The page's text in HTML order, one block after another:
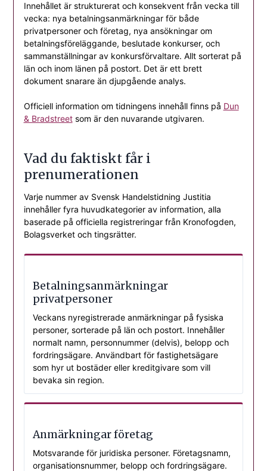
Innehållet är strukturerat och konsekvent från vecka till
vecka: nya betalningsanmärkningar för både
privatpersoner och företag, nya ansökningar om
betalningsföreläggande, beslutade konkurser, och
sammanställningar av konkursförvaltare. Allt sorterat på
län och inom länen på postort. Det är ett brett
dokument snarare än djupgående analys.
Officiell information om tidningens innehåll finns på Dun
& Bradstreetsom är den nuvarande utgivaren.
Vad du faktiskt får i
prenumerationen
Varje nummer av Svensk Handelstidning Justitia
innehåller fyra huvudkategorier av information, alla
baserade på officiella registreringar från Kronofogden,
Bolagsverket och tingsrätter.
Betalningsanmärkningar
privatpersoner
Veckans nyregistrerade anmärkningar på fysiska
personer, sorterade på län och postort. Innehåller
normalt namn, personnummer (delvis), belopp och
fordringsägare. Användbart för fastighetsägare
som hyr ut bostäder eller kreditgivare som vill
bevaka sin region.
Anmärkningar företag
Motsvarande för juridiska personer. Företagsnamn,
organisationsnummer, belopp och fordringsägare.